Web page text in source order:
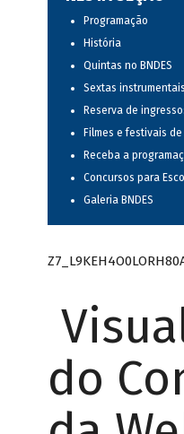
Programação
História
Quintas no BNDES
Sextas instrumentais
Reserva de
Filmes e festivais
Receba a
Concursos para
Galeria BNDES
do